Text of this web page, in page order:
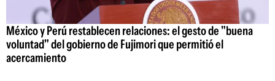
México y Perú restablecen relaciones: el gesto de "buena
voluntad" del gobierno de Fujimori que permitió el
acercamiento